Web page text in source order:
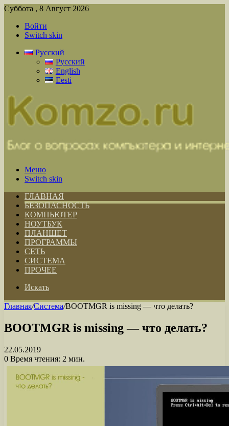
Суббота , 8 Август 2026
Войти
Switch skin
Русский
Русский
English
Eesti
Меню
Switch skin
ГЛАВНАЯ
БЕЗОПАСНОСТЬ
КОМПЬЮТЕР
НОУТБУК
ПЛАНШЕТ
ПРОГРАММЫ
СЕТЬ
СИСТЕМА
ПРОЧЕЕ
Искать
Главная/Система/BOOTMGR is missing — что делать?
BOOTMGR is missing — что делать?
22.05.2019
0 Время чтения: 2 мин.